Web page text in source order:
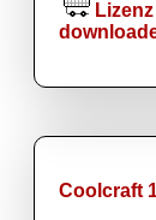
Coolcraft